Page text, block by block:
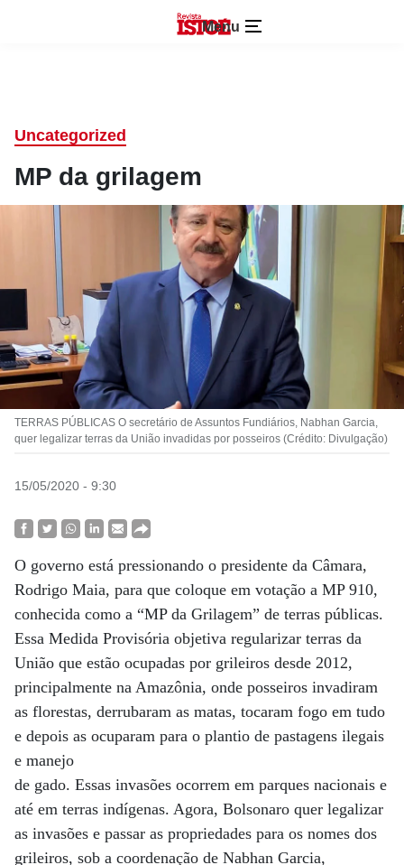
Menu
Uncategorized
MP da grilagem
TERRAS PÚBLICAS O secretário de Assuntos Fundiários, Nabhan Garcia,
quer legalizar terras da União invadidas por posseiros (Crédito: Divulgação)
15/05/2020 - 9:30
O governo está pressionando o presidente da Câmara,
Rodrigo Maia, para que coloque em votação a MP 910,
conhecida como a “MP da Grilagem” de terras públicas.
Essa Medida Provisória objetiva regularizar terras da
União que estão ocupadas por grileiros desde 2012,
principalmente na Amazônia, onde posseiros invadiram
as florestas, derrubaram as matas, tocaram fogo em tudo
e depois as ocuparam para o plantio de pastagens ilegais
e manejo
de gado. Essas invasões ocorrem em parques nacionais e
até em terras indígenas. Agora, Bolsonaro quer legalizar
as invasões e passar as propriedades para os nomes dos
grileiros, sob a coordenação de Nabhan Garcia,